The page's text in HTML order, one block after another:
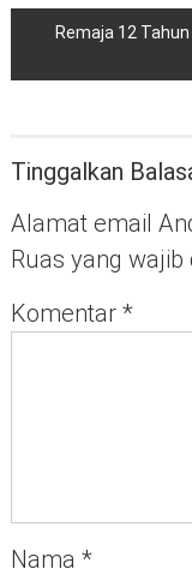
Remaja 12
Tinggalkan
Alamat email
Ruas yang wajib
Komentar *
Nama *